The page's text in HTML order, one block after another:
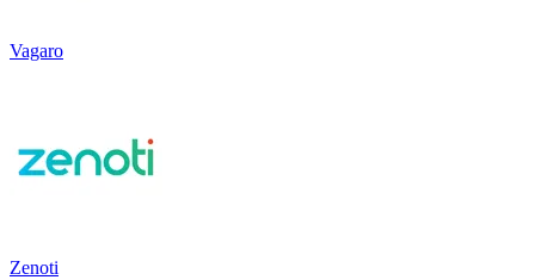
Vagaro
Zenoti